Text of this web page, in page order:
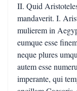
II. Quid
mandaverit. I.
mulierem in
eumque esse
neque plures
autem esse
imperante, qui